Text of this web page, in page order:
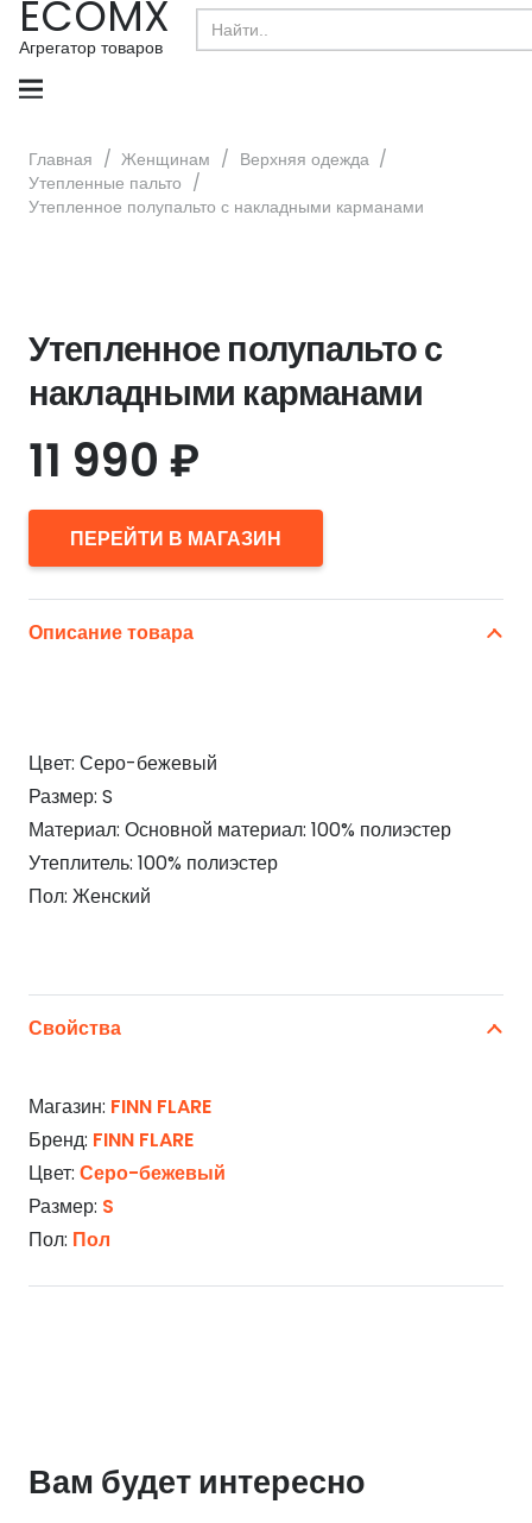
ECOMX
Агрегатор товаров
Search
for:
Главная / Женщинам / Верхняя одежда /
Утепленные пальто /
Утепленное полупальто с накладными карманами
Утепленное полупальто с
накладными карманами
11 990 ₽
ПЕРЕЙТИ В МАГАЗИН
Описание товара
Цвет: Серо-бежевый
Размер: S
Материал: Основной материал: 100% полиэстер
Утеплитель: 100% полиэстер
Пол: Женский
Свойства
Магазин: FINN FLARE
Бренд: FINN FLARE
Цвет: Серо-бежевый
Размер: S
Пол: Пол
Вам будет интересно